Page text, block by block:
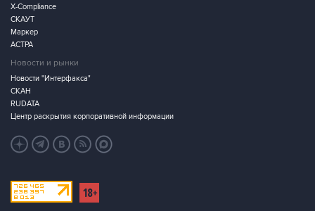
X-Compliance
СКАУТ
Маркер
АСТРА
Новости и рынки
Новости "Интерфакса"
СКАН
RUDATA
Центр раскрытия корпоративной информации